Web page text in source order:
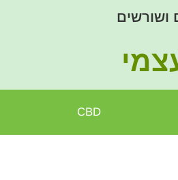
ושורשים
CBD